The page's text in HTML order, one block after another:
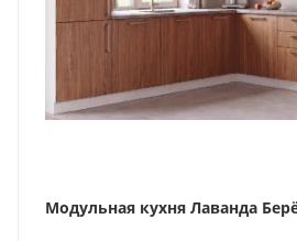
Модульная кухня Лаванда